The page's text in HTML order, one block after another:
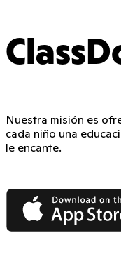
Nuestra misión es
cada niño una
le encante.
App Store